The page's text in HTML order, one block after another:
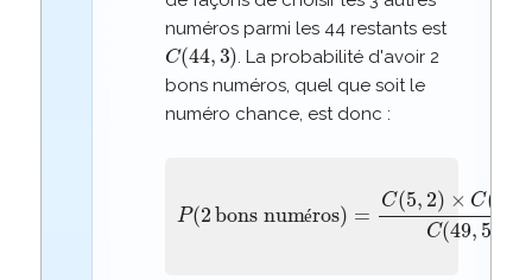
numéros parmi les 44 restants est
C(44, 3)
. La probabilité d'avoir 2
bons numéros, quel que soit le
numéro chance, est donc :
é
×C(44, 3 )C(